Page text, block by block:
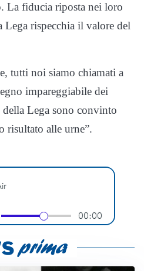
La fiducia riposta nei loro
rispecchia il valore del
tutti noi siamo chiamati a
impareggiabile dei
Lega sono convinto
risultato alle urne”.